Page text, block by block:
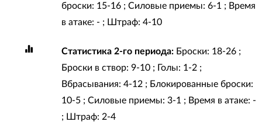
броски: 15-16 ; Силовые приемы: 6-1 ; Время
в атаке: - ; Штраф: 4-10
Статистика 2-го периода:Броски: 18-26 ;
Броски в створ: 9-10 ; Голы: 1-2 ;
Вбрасывания: 4-12 ; Блокированные броски:
10-5 ; Силовые приемы: 3-1 ; Время в атаке: -
; Штраф: 2-4